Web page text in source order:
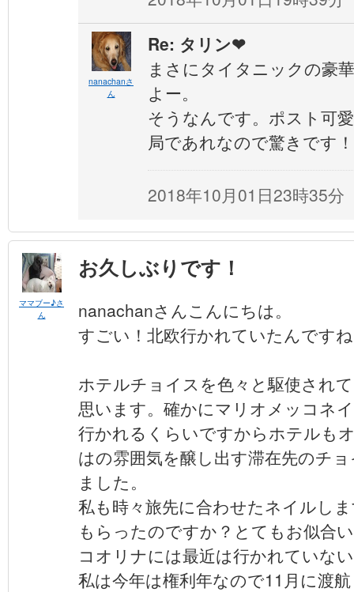
nanachanさ
ん
Re: タリン❤︎
まさにタイタニックの豪
よー。
そうなんです。ポスト可
局であれなので驚きです！
2018年10月01日23時35分
ママブー♪さ
ん
お久しぶりです！
nanachanさんこんにちは。
すごい！北欧行かれていたんで
ホテルチョイスを色々と駆使され
思います。確かにマリオメッコネ
行かれるくらいですからホテルも
はの雰囲気を醸し出す滞在先のチ
ました。
私も時々旅先に合わせたネイルし
もらったのですか？とてもお似合
コオリナには最近は行かれていな
私は今年は権利年なので11月に渡